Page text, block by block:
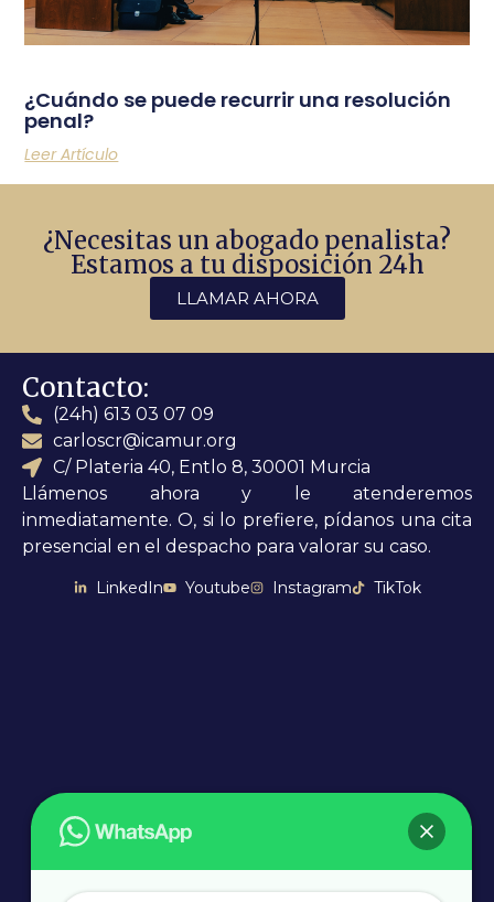
¿Cuándo se puede recurrir una resolución
penal?
Leer Artículo
¿Necesitas un abogado penalista?
Estamos a tu disposición 24h
LLAMAR AHORA
Contacto:
(24h) 613 03 07 09
carloscr@icamur.org
C/ Plateria 40, Entlo 8, 30001 Murcia
Llámenos ahora y le atenderemos
inmediatamente. O, si lo prefiere, pídanos una cita
presencial en el despacho para valorar su caso.
LinkedIn Youtube Instagram TikTok